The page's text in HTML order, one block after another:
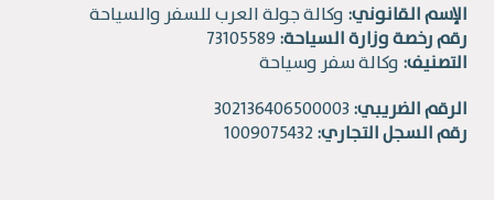
الإسم القانوني: وكالة جولة العرب للسفر والسياحة
رقم رخصة وزارة السياحة:
التصنيف: وكالة سفر وسياحة
الرقم الضريبي:
رقم السجل التجاري: